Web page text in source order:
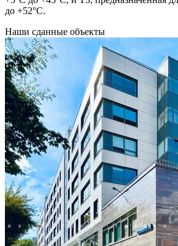
до +52°C.
Наши сданные объекты